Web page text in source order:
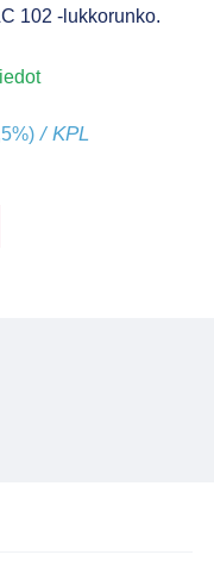
102 -lukkorunko.
/ KPL